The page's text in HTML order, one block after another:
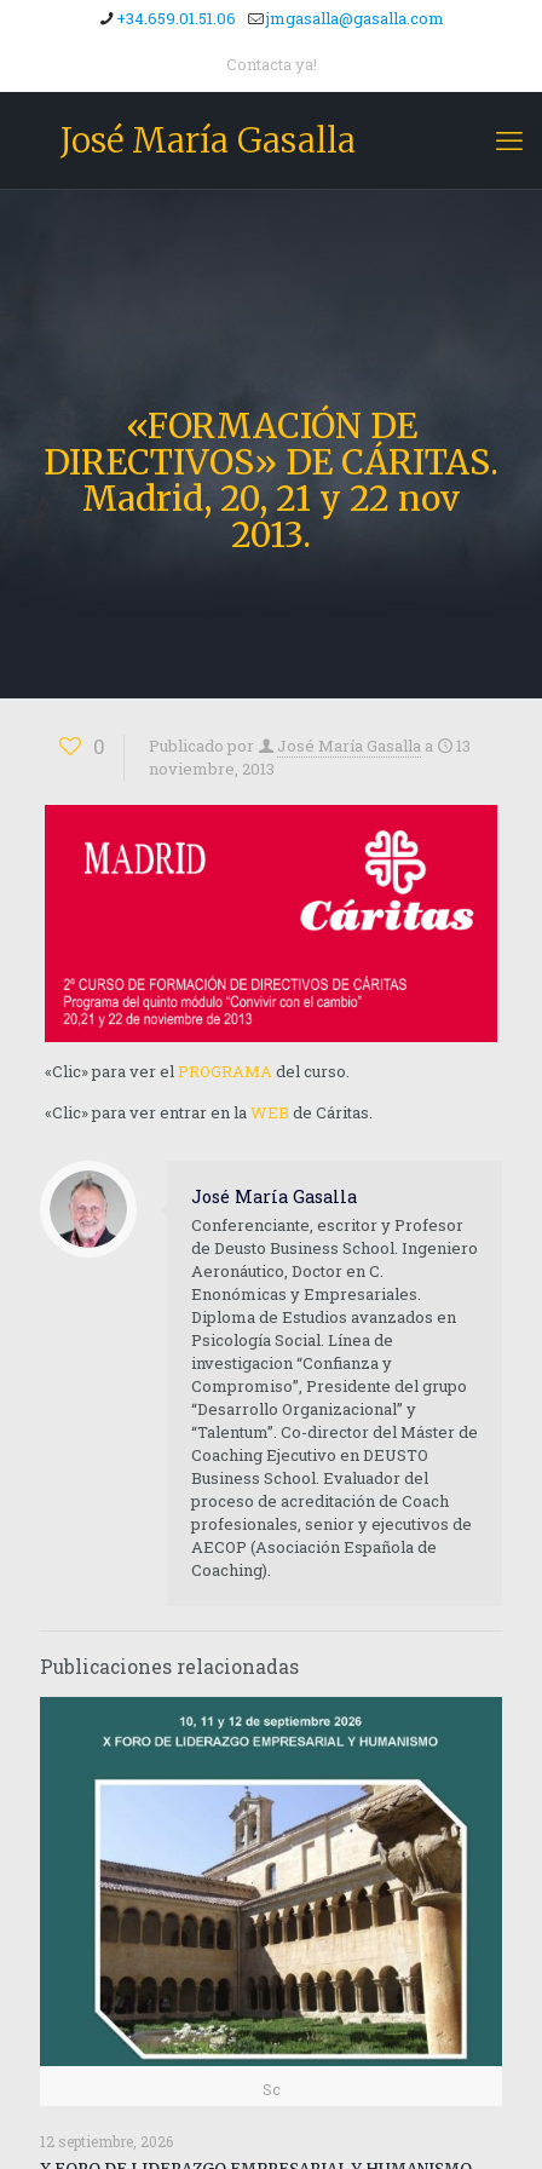
+34.659.01.51.06 jmgasalla@gasalla.com
Contacta ya!
José María Gasalla
«FORMACIÓN DE
DIRECTIVOS» DE CÁRITAS.
Madrid, 20, 21 y 22 nov
2013.
0 Publicado por José María Gasalla a
13
noviembre, 2013
«Clic» para ver elPROGRAMAdel curso.
«Clic» para ver entrar en laWEB de Cáritas.
José María Gasalla
Conferenciante, escritor y Profesor
de Deusto Business School. Ingeniero
Aeronáutico, Doctor en C.
Enonómicas y Empresariales.
Diploma de Estudios avanzados en
Psicología Social. Línea de
investigacion “Confianza y
Compromiso”, Presidente del grupo
“Desarrollo Organizacional” y
“Talentum”. Co-director del Máster de
Coaching Ejecutivo en DEUSTO
Business School. Evaluador del
proceso de acreditación de Coach
profesionales, senior y ejecutivos de
AECOP (Asociación Española de
Coaching).
Publicaciones relacionadas
Sc
12 septiembre, 2026